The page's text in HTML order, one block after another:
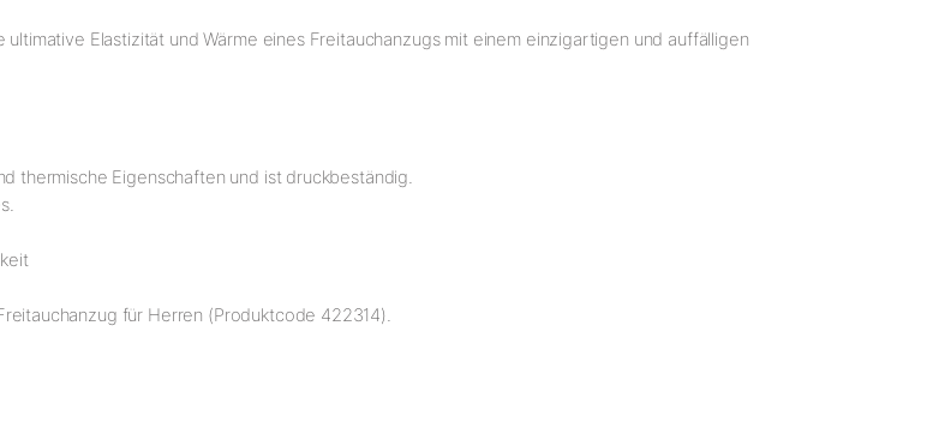
Elastizität und Wärme eines Freitauchanzugs mit einem einzigartigen und auffälligen
thermische Eigenschaften und ist druckbeständig.
für Herren (Produktcode 422314).